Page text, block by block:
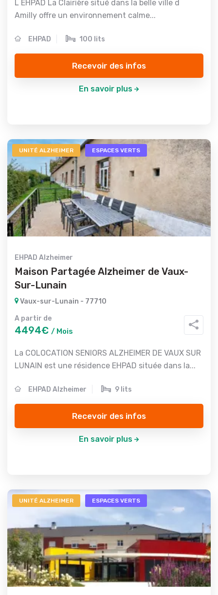
L EHPAD La Clairière situé dans la belle ville d
Amilly offre un environnement calme...
EHPAD 100 lits
Recevoir des infos
En savoir plus
UNITÉ ALZHEIMER ESPACES VERTS
EHPAD Alzheimer
Maison Partagée Alzheimer de Vaux-
Sur-Lunain
Vaux-sur-Lunain - 77710
A partir de
4494€ / Mois
La COLOCATION SENIORS ALZHEIMER DE VAUX SUR
LUNAIN est une résidence EHPAD située dans la...
EHPAD Alzheimer 9 lits
Recevoir des infos
En savoir plus
UNITÉ ALZHEIMER ESPACES VERTS